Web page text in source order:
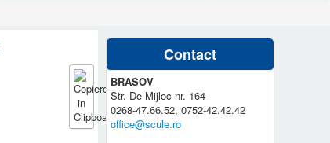
Contact
BRASOV
Str. De Mijloc nr. 164
0268-47.66.52, 0752-42.42.42
office@scule.ro